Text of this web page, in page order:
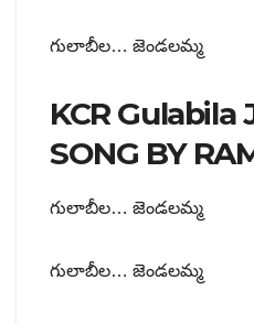
గులాబీల… జెండలమ్మ
KCR Gulabila
SONG BY
గులాబీల… జెండలమ్మ
గులాబీల… జెండలమ్మ